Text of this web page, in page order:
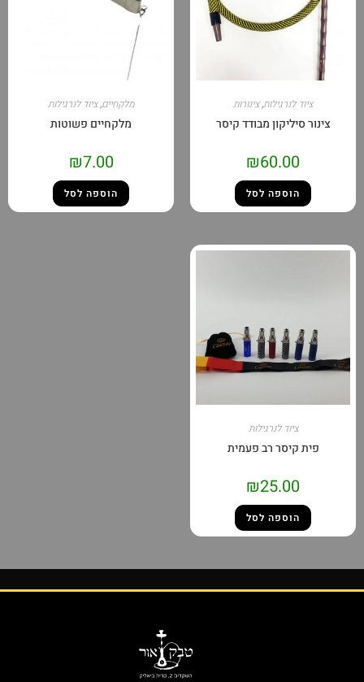
ציוד לנרגילות,צינורות
צינור סיליקון מבודד קיסר
₪60.00
הוספה לסל
מלקחיים,ציוד לנרגילות
מלקחיים פשוטות
₪7.00
הוספה לסל
ציוד לנרגילות
פית קיסר רב פעמית
₪25.00
הוספה לסל